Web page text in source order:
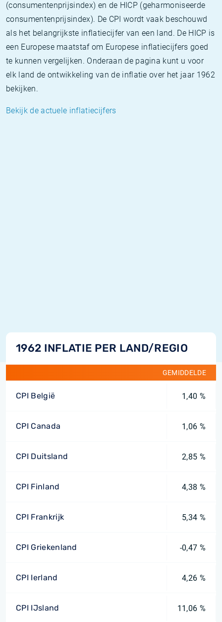
(consumentenprijsindex) en de HICP (geharmoniseerde
consumentenprijsindex). De CPI wordt vaak beschouwd
als het belangrijkste inflatiecijfer van een land. De HICP is
een Europese maatstaf om Europese inflatiecijfers goed
te kunnen vergelijken. Onderaan de pagina kunt u voor
elk land de ontwikkeling van de inflatie over het jaar 1962
bekijken.
Bekijk de actuele inflatiecijfers
1962 INFLATIE PER LAND/REGIO
GEMIDDELDE
CPI België 1,40 %
CPI Canada 1,06 %
CPI Duitsland 2,85 %
CPI Finland 4,38 %
CPI Frankrijk 5,34 %
CPI Griekenland -0,47 %
CPI Ierland 4,26 %
CPI IJsland 11,06 %